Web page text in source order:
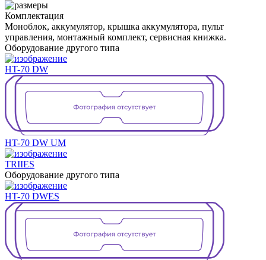
Комплектация
Моноблок, аккумулятор, крышка аккумулятора, пульт
управления, монтажный комплект, сервисная книжка.
Оборудование другого типа
HT-70 DW
HT-70 DW UM
TRIIES
Оборудование другого типа
HT-70 DWES